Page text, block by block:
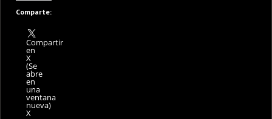
Comparte:
Compartir
en
X
(Se
abre
en
una
ventana
nueva)
X